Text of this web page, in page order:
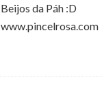
Beijos da Páh :D
www.pincelrosa.com